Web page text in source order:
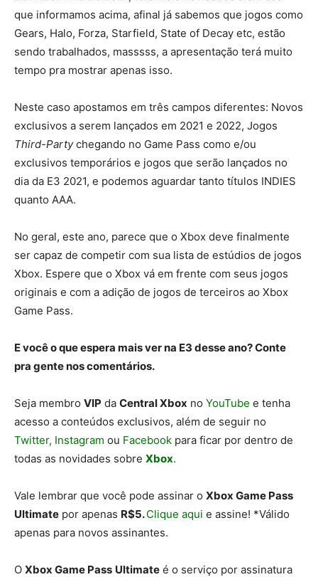
que informamos acima, afinal já sabemos que jogos como
Gears, Halo, Forza, Starfield, State of Decay etc, estão
sendo trabalhados, masssss, a apresentação terá muito
tempo pra mostrar apenas isso.
Neste caso apostamos em três campos diferentes: Novos
exclusivos a serem lançados em 2021 e 2022, Jogos
Third-Partychegando no Game Pass como e/ou
exclusivos temporários e jogos que serão lançados no
dia da E3 2021, e podemos aguardar tanto títulos INDIES
quanto AAA.
No geral, este ano, parece que o Xbox deve finalmente
ser capaz de competir com sua lista de estúdios de jogos
Xbox. Espere que o Xbox vá em frente com seus jogos
originais e com a adição de jogos de terceiros ao Xbox
Game Pass.
E você o que espera mais ver na E3 desse ano? Conte
pra gente nos comentários.
Seja membro VIP da Central Xbox no YouTube e tenha
acesso a conteúdos exclusivos, além de seguir no
Twitter, Instagram ou Facebook para ficar por dentro de
todas as novidades sobre Xbox.
Vale lembrar que você pode assinar o Xbox Game Pass
Ultimate por apenas R$5.Clique aqui e assine! *Válido
apenas para novos assinantes.
O Xbox Game Pass Ultimate é o serviço por assinatura